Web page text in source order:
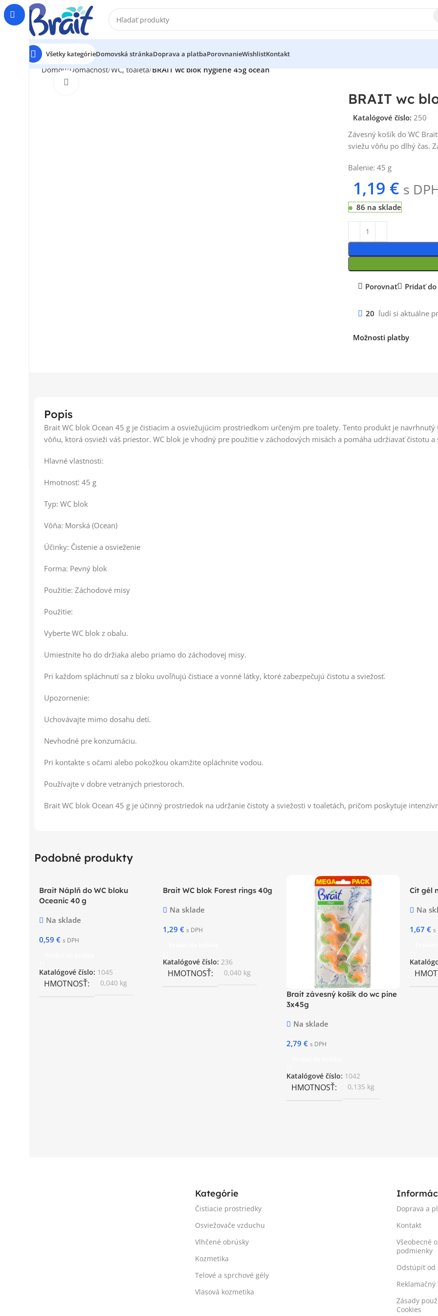
Všetky kategórieDomovská stránkaDoprava a platbaPorovnanieWishlistKontakt
Domov Domácnosť WC, toaleta BRAIT wc blok hygiene 45g ocean
BRAIT wc
Katalógové číslo: 250
Závesný košík do WC
sviežu vôňu po dlhý čas.
Balenie: 45 g
1,19 € s
86 na sklade
Porovnať Pridať
20 ľudí si aktuálne
Možnosti platby
Popis
Brait WC blok Ocean 45 g je čistiacim a osviežujúcim prostriedkom určeným pre toalety. Tento produkt je
vôňu, ktorá osvieži váš priestor. WC blok je vhodný pre použitie v záchodových misách a pomáha udržiavať čistotu a
Hlavné vlastnosti:
Hmotnosť: 45 g
Typ: WC blok
Vôňa: Morská (Ocean)
Účinky: Čistenie a osvieženie
Forma: Pevný blok
Použitie: Záchodové misy
Použitie:
Vyberte WC blok z obalu.
Umiestnite ho do držiaka alebo priamo do záchodovej misy.
Pri každom spláchnutí sa z bloku uvoľňujú čistiace a vonné látky, ktoré zabezpečujú čistotu a sviežosť.
Upozornenie:
Uchovávajte mimo dosahu detí.
Nevhodné pre konzumáciu.
Pri kontakte s očami alebo pokožkou okamžite opláchnite vodou.
Používajte v dobre vetraných priestoroch.
Brait WC blok Ocean 45 g je účinný prostriedok na udržanie čistoty a sviežosti v toaletách, pričom poskytuje
Podobné produkty
Brait Náplň do WC bloku
Oceanic 40 g
Na sklade
0,59 € s DPH
Katalógové číslo: 1045
HMOTNOSŤ 0,040 kg
Brait WC blok Forest rings 40g
Na sklade
1,29 € s DPH
Katalógové číslo: 236
HMOTNOSŤ 0,040 kg
Brait závesný košík do wc pine
3x45g
Na sklade
2,79 € s DPH
Katalógové číslo: 1042
HMOTNOSŤ 0,135 kg
Cit gél
Na
1,67€ s
Kategórie
Čistiacie prostriedky
Osviežovače vzduchu
Vlhčené obrúsky
Kozmetika
Telové a sprchové gély
Vlasová kozmetika
Doprava a
Kontakt
Všeobecné
podmienky
Odstúpiť od
Zásady
Cookies